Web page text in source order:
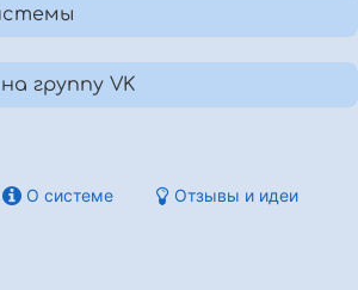
группу VK
О системе Отзывы и идеи